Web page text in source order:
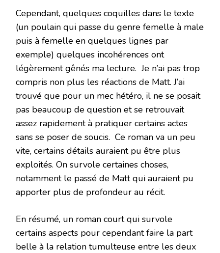
Cependant, quelques coquilles dans le texte
(un poulain qui passe du genre femelle à male
puis à femelle en quelques lignes par
exemple) quelques incohérences ont
légèrement gênés ma lecture. Je n’ai pas trop
compris non plus les réactions de Matt. J’ai
trouvé que pour un mec hétéro, il ne se posait
pas beaucoup de question et se retrouvait
assez rapidement à pratiquer certains actes
sans se poser de soucis. Ce roman va un peu
vite, certains détails auraient pu être plus
exploités. On survole certaines choses,
notamment le passé de Matt qui auraient pu
apporter plus de profondeur au récit.
En résumé, un roman court qui survole
certains aspects pour cependant faire la part
belle à la relation tumulteuse entre les deux